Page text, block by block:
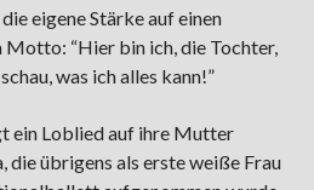
eigene Stärke auf einen
Motto: “Hier bin ich, die Tochter,
was ich alles kann!”
ein Loblied auf ihre Mutter
die übrigens als erste weiße Frau